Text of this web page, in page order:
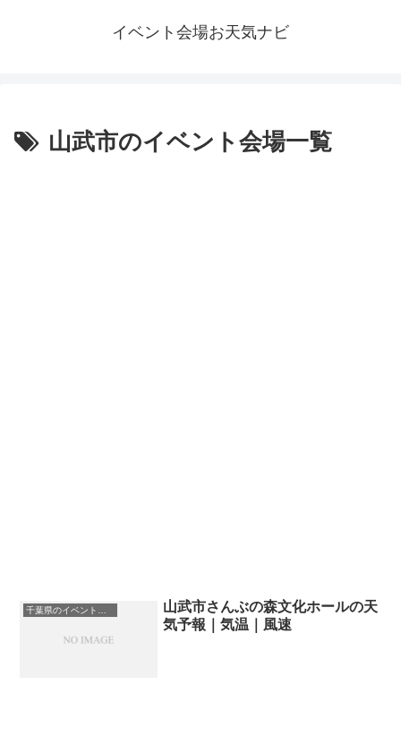
イベント会場お天気ナビ
山武市のイベント会場一覧
山武市さんぶの森文化ホールの天
気予報｜気温｜風速